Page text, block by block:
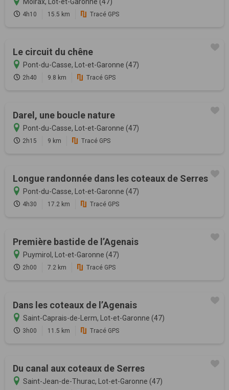
Moirax, Lot-et-Garonne (47)
4h10 15.5 km Tracé GPS
Le circuit du chêne
Pont-du-Casse, Lot-et-Garonne (47)
2h40 9.8 km Tracé GPS
Darel, une boucle nature
Pont-du-Casse, Lot-et-Garonne (47)
2h15 9 km Tracé GPS
Longue randonnée dans les coteaux de Serres
Pont-du-Casse, Lot-et-Garonne (47)
4h30 17.2 km Tracé GPS
Première bastide de l’Agenais
Puymirol, Lot-et-Garonne (47)
2h00 7.2 km Tracé GPS
Dans les coteaux de l’Agenais
Saint-Caprais-de-Lerm, Lot-et-Garonne (47)
3h00 11.5 km Tracé GPS
Du canal aux coteaux de Serres
Saint-Jean-de-Thurac, Lot-et-Garonne (47)